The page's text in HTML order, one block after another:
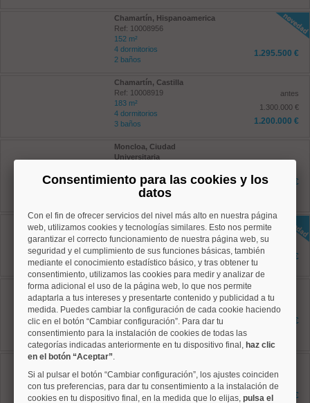
Chamartín, Hispanoamerica
Ref: 10008956
152 m²
4 dormitorios
2 baños
1.295.500 €
Chamartín, Castilla
Ref: 10008919
183 m²
4 dormitorios
3 baños
antes
1.300.000 €
1.200.000 €
Moncloa, Ciudad
Universitaria
173 m²
4 dormitorios
3 baños
1.191.000 €
Chamartín, Hispanoamerica
Ref: 10008958
110 m²
3 dormitorios
3 baños
995.000 €
Moncloa, Ciudad
Universitaria
Ref: 10008846
4 dormitorios
3 baños
919.000 €
Tetuán, Castillejos
Ref: 10008909
2 dormitorios
796.900 €
Consentimiento para las cookies y los
datos
Con el fin de ofrecer servicios del nivel más alto en nuestra página
web, utilizamos cookies y tecnologías similares. Esto nos permite
garantizar el correcto funcionamiento de nuestra página web, su
seguridad y el cumplimiento de sus funciones básicas, también
mediante el conocimiento estadístico básico, y tras obtener tu
consentimiento, utilizamos las cookies para medir y analizar de
forma adicional el uso de la página web, lo que nos permite
adaptarla a tus intereses y presentarte contenido y publicidad a tu
medida. Puedes cambiar la configuración de cada cookie haciendo
clic en el botón “Cambiar configuración”. Para dar tu
consentimiento para la instalación de cookies de todas las
categorías indicadas anteriormente en tu dispositivo final, haz clic
en el botón “Aceptar”.
Si al pulsar el botón “Cambiar configuración”, los ajustes coinciden
con tus preferencias, para dar tu consentimiento a la instalación de
cookies en tu dispositivo final, en la medida que lo elijas, pulsa el